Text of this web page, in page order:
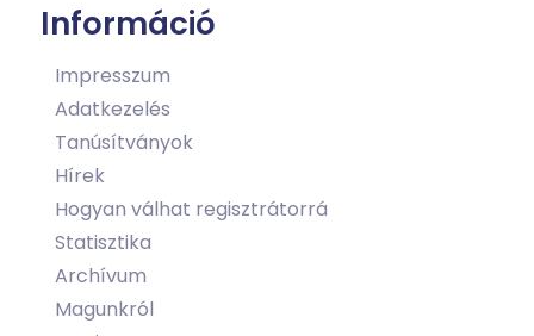
Információ
Impresszum
Adatkezelés
Tanúsítványok
Hírek
Hogyan válhat regisztrátorrá
Statisztika
Archívum
Magunkról